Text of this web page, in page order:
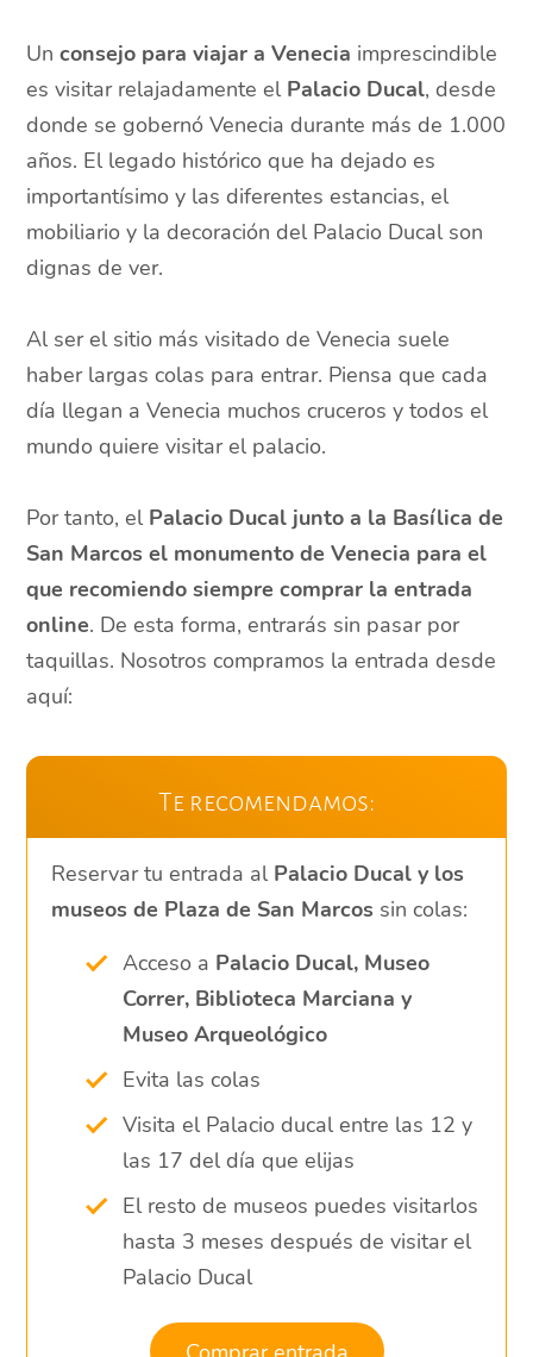
Unconsejo para viajar a Venecia imprescindible
es visitar relajadamente el Palacio Ducal, desde
donde se gobernó Venecia durante más de 1.000
años. El legado histórico que ha dejado es
importantísimo y las diferentes estancias, el
mobiliario y la decoración del Palacio Ducal son
dignas de ver.
Al ser el sitio más visitado de Venecia suele
haber largas colas para entrar. Piensa que cada
día llegan a Venecia muchos cruceros y todos el
mundo quiere visitar el palacio.
Por tanto, elPalacio Ducal junto a la Basílica de
San Marcos el monumento de Venecia para el
que recomiendo siempre comprar la entrada
online. De esta forma, entrarás sin pasar por
taquillas. Nosotros compramos la entrada desde
aquí:
Te recomendamos:
Reservar tu entrada al Palacio Ducal y los
museos de Plaza de San Marcos sin colas:
Acceso a Palacio Ducal, Museo
Correr, Biblioteca Marciana y
Museo Arqueológico
Evita las colas
Visita el Palacio ducal entre las 12 y
las 17 del día que elijas
El resto de museos puedes visitarlos
hasta 3 meses después de visitar el
Palacio Ducal